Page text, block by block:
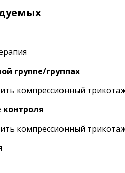
группе/группах
компрессионный
контроля
компрессионный